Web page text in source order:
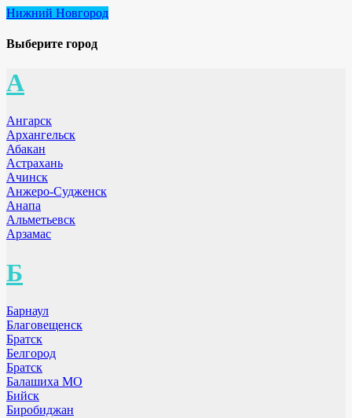
Нижний Новгород
Выберите город
А
Ангарск
Архангельск
Абакан
Астрахань
Ачинск
Анжеро-Судженск
Анапа
Альметьевск
Арзамас
Б
Барнаул
Благовещенск
Братск
Белгород
Братск
Балашиха МО
Бийск
Биробиджан